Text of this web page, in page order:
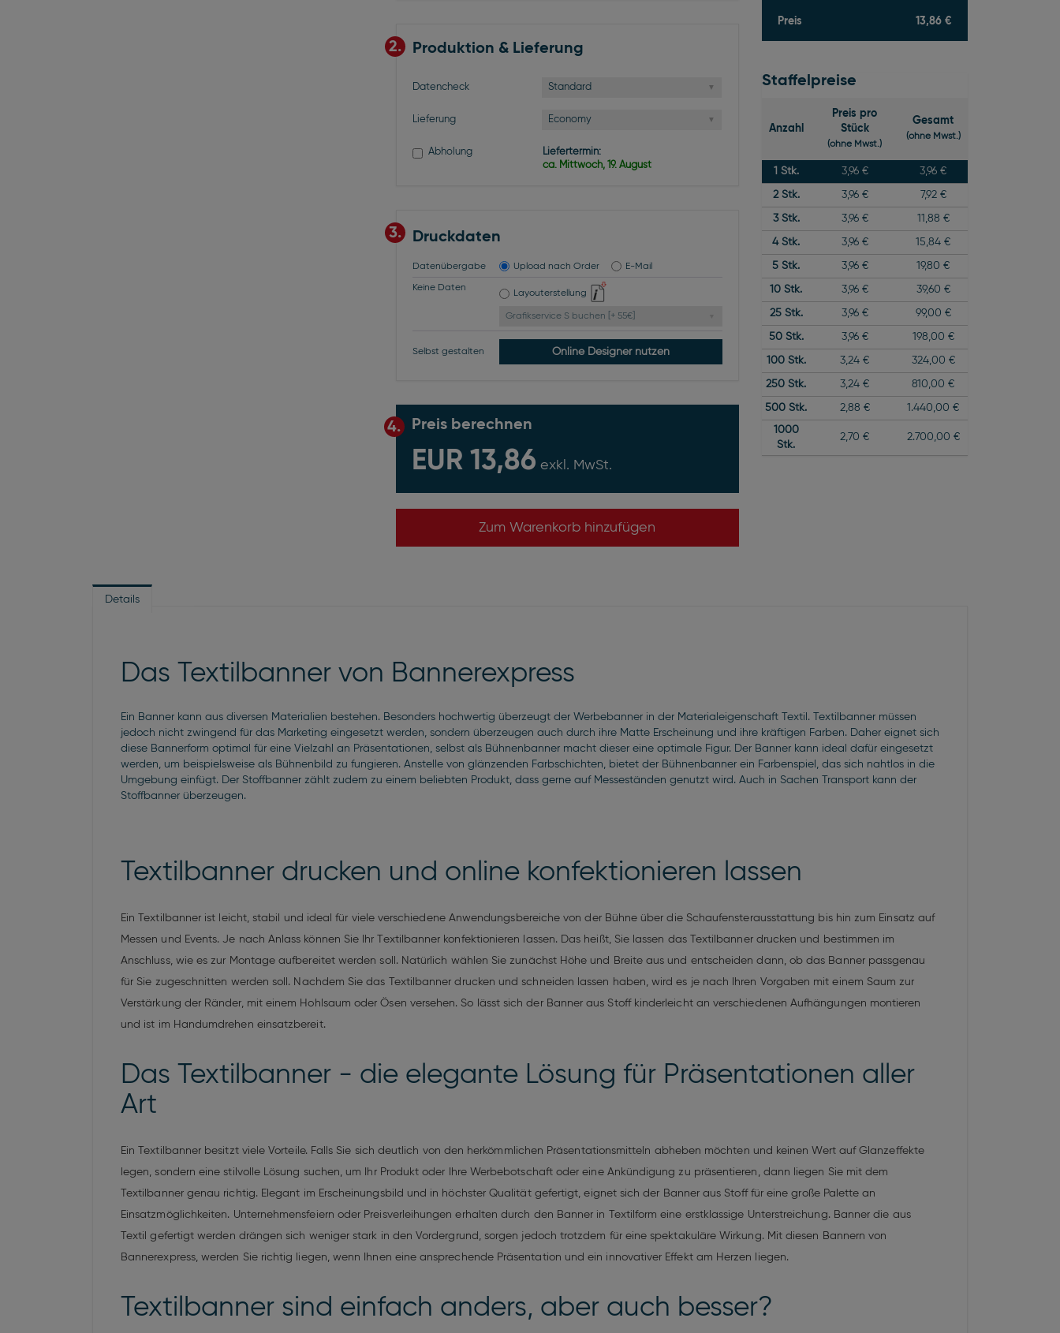
2. Produktion & Lieferung
Datencheck Standard
Lieferung Economy
Abholung
Liefertermin:
ca. Mittwoch, 19. August
3. Druckdaten
Datenübergabe Upload nach Order E-Mail
Keine Daten
Layouterstellung
Grafikservice S buchen [+ 55€]
Selbst gestalten Online Designer nutzen
4. Preis berechnen
EUR 13,86 exkl. MwSt.
Zum Warenkorb hinzufügen
Preis 13,86 €
Staffelpreise
Anzahl
Preis pro
Stück
(ohne Mwst.)
Gesamt
(ohne Mwst.)
1 Stk. 3,96 € 3,96 €
2Stk. 3,96 € 7,92 €
3Stk. 3,96 € 11,88 €
4Stk. 3,96 € 15,84 €
5 Stk. 3,96 € 19,80 €
10 Stk. 3,96 € 39,60 €
25Stk. 3,96 € 99,00 €
50Stk. 3,96 € 198,00 €
100Stk. 3,24 € 324,00 €
250 Stk. 3,24 € 810,00 €
500 Stk. 2,88 €
1.440,00 €
1000
Stk.
2,70 € 2.700,00 €
Details
Das Textilbanner von Bannerexpress
Ein Banner kann aus diversen Materialien bestehen. Besonders hochwertig überzeugt der Werbebanner in der Materialeigenschaft Textil. Textilbanner müssen
jedoch nicht zwingend für das Marketing eingesetzt werden, sondern überzeugen auch durch ihre Matte Erscheinung und ihre kräftigen Farben. Daher eignet sich
diese Bannerform optimal für eine Vielzahl an Präsentationen, selbst als Bühnenbanner macht dieser eine optimale Figur. Der Banner kann ideal dafür eingesetzt
werden, um beispielsweise als Bühnenbild zu fungieren. Anstelle von glänzenden Farbschichten, bietet der Bühnenbanner ein Farbenspiel, das sich nahtlos in die
Umgebung einfügt. Der Stoffbanner zählt zudem zu einem beliebten Produkt, dass gerne auf Messeständen genutzt wird. Auch in Sachen Transport kann der
Stoffbanner überzeugen.
Textilbanner drucken und online konfektionieren lassen
Ein Textilbanner ist leicht, stabil und ideal für viele verschiedene Anwendungsbereiche von der Bühne über die Schaufensterausstattung bis hin zum Einsatz auf
Messen und Events. Je nach Anlass können Sie Ihr Textilbanner konfektionieren lassen. Das heißt, Sie lassen das Textilbanner drucken und bestimmen im
Anschluss, wie es zur Montage aufbereitet werden soll. Natürlich wählen Sie zunächst Höhe und Breite aus und entscheiden dann, ob das Banner passgenau
für Sie zugeschnitten werden soll. Nachdem Sie das Textilbanner drucken und schneiden lassen haben, wird es je nach Ihren Vorgaben mit einem Saum zur
Verstärkung der Ränder, mit einem Hohlsaum oder Ösen versehen. So lässt sich der Banner aus Stoff kinderleicht an verschiedenen Aufhängungen montieren
und ist im Handumdrehen einsatzbereit.
Das Textilbanner - die elegante Lösung für Präsentationen aller
Art
Ein Textilbanner besitzt viele Vorteile. Falls Sie sich deutlich von den herkömmlichen Präsentationsmitteln abheben möchten und keinen Wert auf Glanzeffekte
legen, sondern eine stilvolle Lösung suchen, um Ihr Produkt oder Ihre Werbebotschaft oder eine Ankündigung zu präsentieren, dann liegen Sie mit dem
Textilbanner genau richtig. Elegant im Erscheinungsbild und in höchster Qualität gefertigt, eignet sich der Banner aus Stoff für eine große Palette an
Einsatzmöglichkeiten. Unternehmensfeiern oder Preisverleihungen erhalten durch den Banner in Textilform eine erstklassige Unterstreichung. Banner die aus
Textil gefertigt werden drängen sich weniger stark in den Vordergrund, sorgen jedoch trotzdem für eine spektakuläre Wirkung. Mit diesen Bannern von
Bannerexpress, werden Sie richtig liegen, wenn Ihnen eine ansprechende Präsentation und ein innovativer Effekt am Herzen liegen.
Textilbanner sind einfach anders, aber auch besser?